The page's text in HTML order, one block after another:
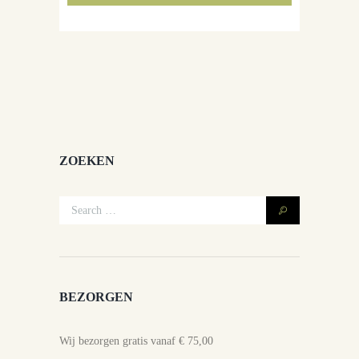
ZOEKEN
BEZORGEN
Wij bezorgen gratis vanaf € 75,00